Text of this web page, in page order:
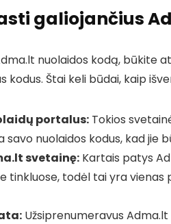
galiojančius
nuolaidos kodą, būkite
kodus. Štai keli būdai, kaip
portalus: Tokios
nuolaidos kodus, kad jie
svetainę: Kartais patys
tinkluose, todėl tai yra vienas
Užsiprenumeravus